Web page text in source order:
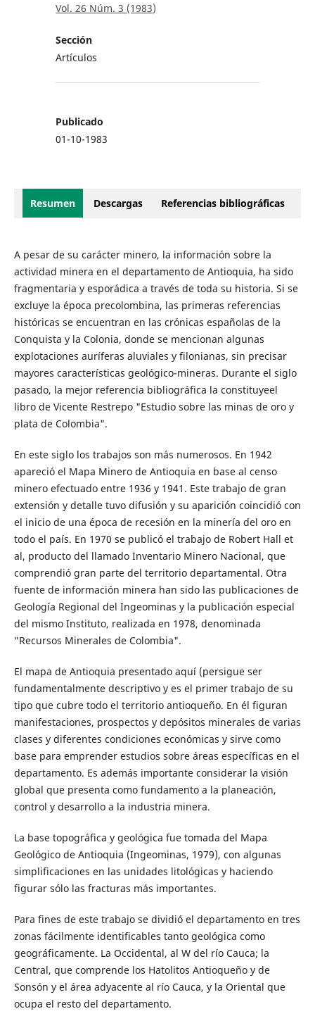
Vol. 26 Núm. 3 (1983)
Sección
Artículos
Publicado
01-10-1983
Resumen Descargas Referencias bibliográficas
A pesar de su carácter minero, la información sobre la
actividad minera en el departamento de Antioquia, ha sido
fragmentaria y esporádica a través de toda su historia. Si se
excluye la época precolombina, las primeras referencias
históricas se encuentran en las crónicas españolas de la
Conquista y la Colonia, donde se mencionan algunas
explotaciones auríferas aluviales y filonianas, sin precisar
mayores características geológico-mineras. Durante el siglo
pasado, la mejor referencia bibliográfica la constituyeel
libro de Vicente Restrepo "Estudio sobre las minas de oro y
plata de Colombia".
En este siglo los trabajos son más numerosos. En 1942
apareció el Mapa Minero de Antioquia en base al censo
minero efectuado entre 1936 y 1941. Este trabajo de gran
extensión y detalle tuvo difusión y su aparición coincidió con
el inicio de una época de recesión en la minería del oro en
todo el país. En 1970 se publicó el trabajo de Robert Hall et
al, producto del llamado Inventario Minero Nacional, que
comprendió gran parte del territorio departamental. Otra
fuente de información minera han sido las publicaciones de
Geología Regional del Ingeominas y la publicación especial
del mismo Instituto, realizada en 1978, denominada
"Recursos Minerales de Colombia".
El mapa de Antioquia presentado aquí (persigue ser
fundamentalmente descriptivo y es el primer trabajo de su
tipo que cubre todo el territorio antioqueño. En él figuran
manifestaciones, prospectos y depósitos minerales de varias
clases y diferentes condiciones económicas y sirve como
base para emprender estudios sobre áreas específicas en el
departamento. Es además importante considerar la visión
global que presenta como fundamento a la planeación,
control y desarrollo a la industria minera.
La base topográfica y geológica fue tomada del Mapa
Geológico de Antioquia (Ingeominas, 1979), con algunas
simplificaciones en las unidades litológicas y haciendo
figurar sólo las fracturas más importantes.
Para fines de este trabajo se dividió el departamento en tres
zonas fácilmente identificables tanto geológica como
geográficamente. La Occidental, al W del río Cauca; la
Central, que comprende los Hatolitos Antioqueño y de
Sonsón y el área adyacente al río Cauca, y la Oriental que
ocupa el resto del departamento.